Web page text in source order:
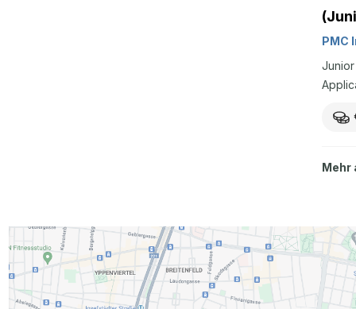
PMC
Mehr